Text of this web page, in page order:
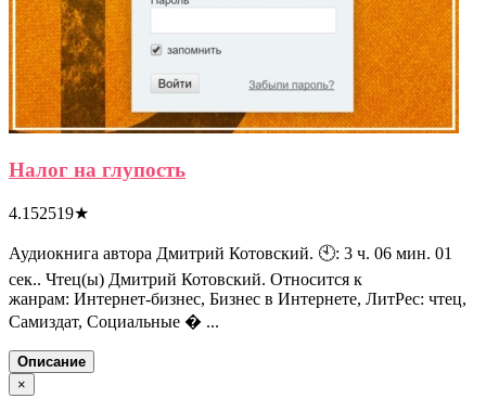
Налог на глупость
4.152519★
Аудиокнига автора Дмитрий Котовский. 🕙: 3 ч. 06 мин. 01
сек.. Чтец(ы) Дмитрий Котовский. Относится к
жанрам: Интернет-бизнес, Бизнес в Интернете, ЛитРес: чтец,
Самиздат, Социальные � ...
Описание
×